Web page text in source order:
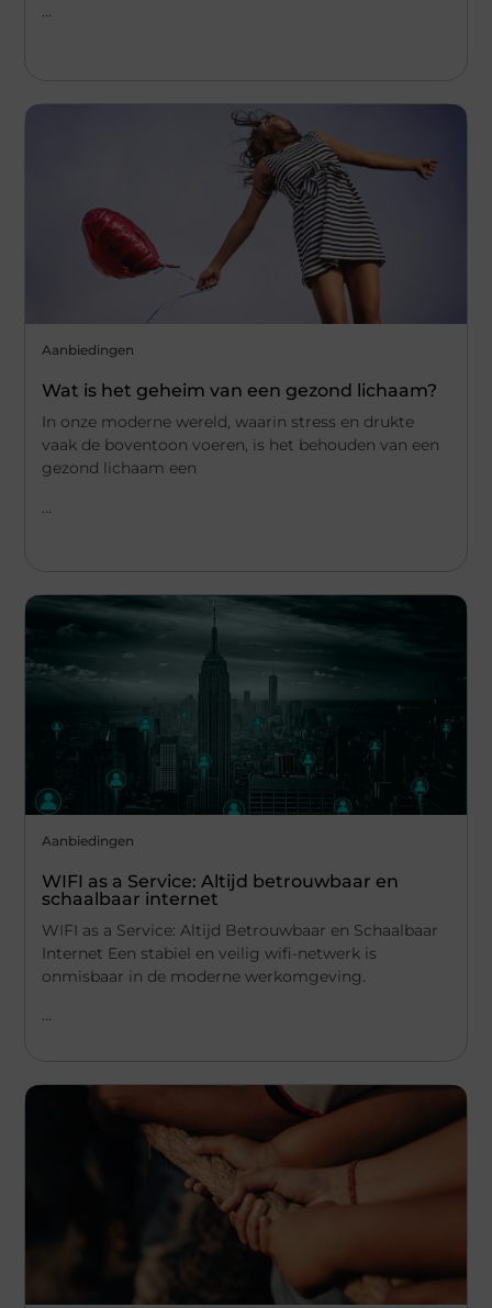
...
Aanbiedingen
Wat is het geheim van een gezond lichaam?
In onze moderne wereld, waarin stress en drukte
vaak de boventoon voeren, is het behouden van een
gezond lichaam een
...
Aanbiedingen
WIFI as a Service: Altijd betrouwbaar en
schaalbaar internet
WIFI as a Service: Altijd Betrouwbaar en Schaalbaar
Internet Een stabiel en veilig wifi-netwerk is
onmisbaar in de moderne werkomgeving.
...